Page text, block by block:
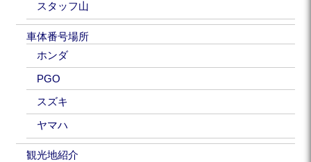
スタッフ山
車体番号場所
ホンダ
PGO
スズキ
ヤマハ
観光地紹介